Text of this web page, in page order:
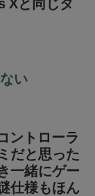
Xと同じタ
い
ントローラ
だと思った
一緒にゲー
仕様もほん